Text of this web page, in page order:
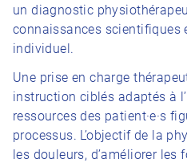
un diagnostic
connaissances scientifiques
individuel.
Une prise en charge
instruction ciblés adaptés à
ressources des patient·e·s
processus. L’objectif de la
les douleurs, d’améliorer les